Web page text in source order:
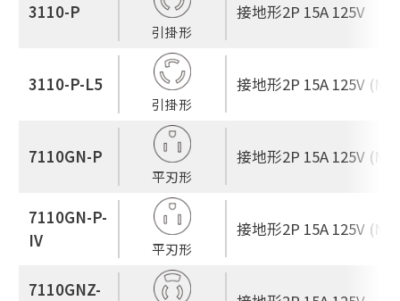
3110-P
引掛形
接地形2P 15A 125V
3110-P-L5
引掛形
接地形2P 15A 125V
7110GN-P
平刃形
接地形2P 15A 125V
7110GN-P-
IV
平刃形
接地形2P 15A 125V
7110GNZ-